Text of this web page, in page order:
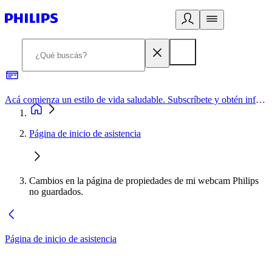
Acá comienza un estilo de vida saludable. Subscríbete y obtén información de primera mano
Página de inicio de asistencia
Cambios en la página de propiedades de mi webcam Philips
no guardados.
Página de inicio de asistencia